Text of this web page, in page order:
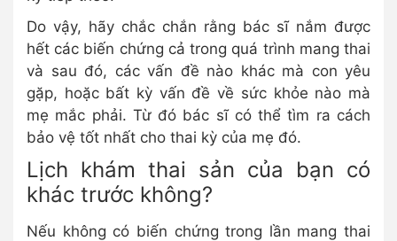
Do vậy, hãy chắc chắn rằng bác sĩ nắm được
hết các biến chứng cả trong quá trình mang thai
và sau đó, các vấn đề nào khác mà con yêu
gặp, hoặc bất kỳ vấn đề về sức khỏe nào mà
mẹ mắc phải. Từ đó bác sĩ có thể tìm ra cách
bảo vệ tốt nhất cho thai kỳ của mẹ đó.
Lịch khám thai sản của bạn có
khác trước không?
Nếu không có biến chứng trong lần mang thai